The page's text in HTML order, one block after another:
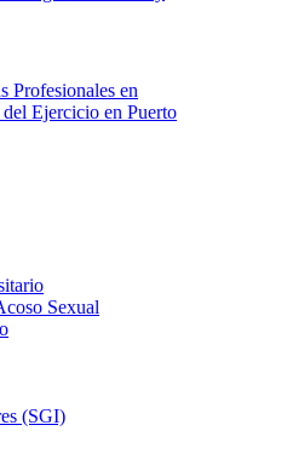
Profesionales en
Ejercicio en Puerto
Sexual
(SGI)